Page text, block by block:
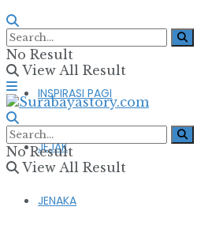
FIKSI & PUISI
INSPIRASI PAGI
JEJAK
JENAKA
No Result
View All Result
No Result
View All Result